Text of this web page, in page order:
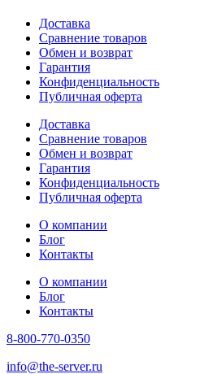
Доставка
Сравнение товаров
Обмен и возврат
Гарантия
Конфиденциальность
Публичная оферта
Доставка
Сравнение товаров
Обмен и возврат
Гарантия
Конфиденциальность
Публичная оферта
О компании
Блог
Контакты
О компании
Блог
Контакты
8-800-770-0350
info@the-server.ru